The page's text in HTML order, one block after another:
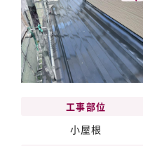
工事部位
小屋根